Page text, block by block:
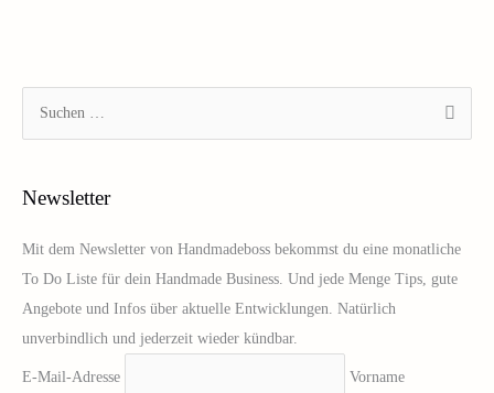
h
h
Newsletter
Mit dem Newsletter von Handmadeboss bekommst du eine monatliche
To Do Liste für dein Handmade Business. Und jede Menge Tips, gute
Angebote und Infos über aktuelle Entwicklungen. Natürlich
unverbindlich und jederzeit wieder kündbar.
E-Mail-Adresse Vorname